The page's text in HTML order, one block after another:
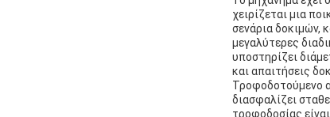
χειρίζεται μια
σενάρια δοκιμών,
μεγαλύτερες
υποστηρίζει
και απαιτήσεις
Τροφοδοτούμενο
διασφαλίζει
τροφοδοσίας